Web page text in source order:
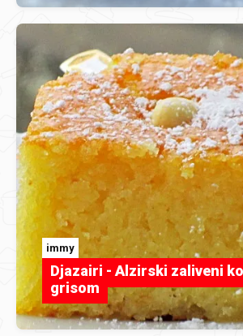
immy
Djazairi - Alzirski zaliveni
grisom